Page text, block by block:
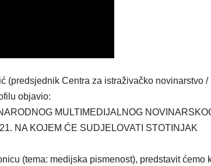
(predsjednik Centra za istraživačko novinarstvo /
objavio:
MULTIMEDIJALNOG
NA KOJEM ĆE SUDJELOVATI STOTINJAK
(tema: medijska pismenost), predstavit ćemo